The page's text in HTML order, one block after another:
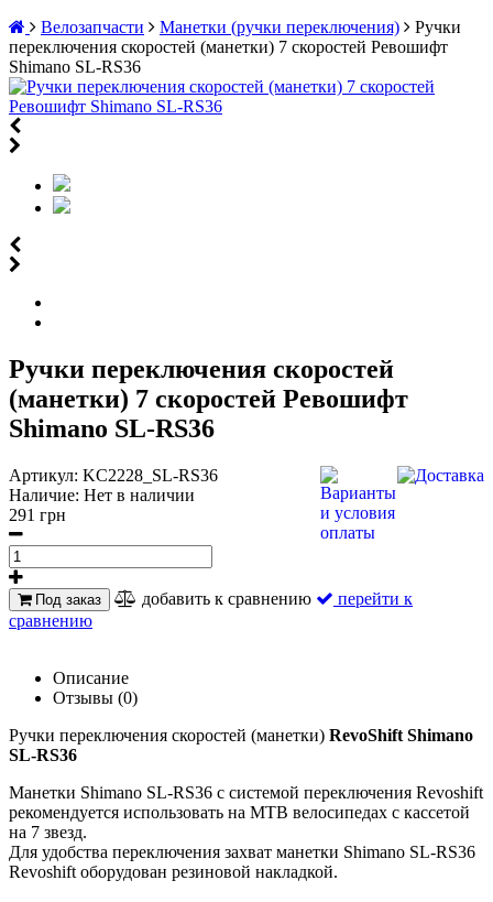
Велозапчасти
Манетки (ручки переключения)
Ручки
переключения скоростей (манетки) 7 скоростей Ревошифт
Shimano SL-RS36
Ручки переключения скоростей
(манетки) 7 скоростей Ревошифт
Shimano SL-RS36
Артикул: KC2228_SL-RS36
Наличие: Нет в наличии
291 грн
Под заказ добавить к сравнению
перейти к
сравнению
Описание
Отзывы (0)
Ручки переключения скоростей (манетки) RevoShift Shimano
SL-RS36
Манетки Shimano SL-RS36 с системой переключения Revoshift
рекомендуется использовать на MTB велосипедах с кассетой
на 7 звезд.
Для удобства переключения захват манетки Shimano SL-RS36
Revoshift оборудован резиновой накладкой.